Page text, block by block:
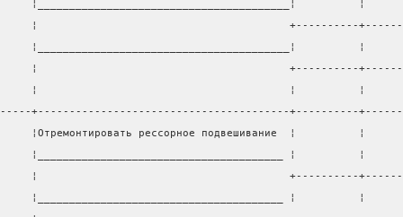
¦________________________________________¦          ¦
¦                                        +----------
¦________________________________________¦          ¦
¦                                        +----------
¦                                        ¦          ¦
+----------------------------------------+----------
¦Отремонтировать рессорное подвешивание  ¦          ¦
¦_______________________________________ ¦          ¦
¦                                        +----------
¦_______________________________________ ¦          ¦